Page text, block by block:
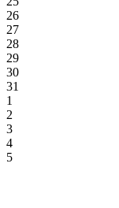
26
27
28
29
30
31
1
2
3
4
5